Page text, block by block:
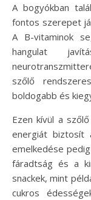
A bogyókban
fontos szerepet
A B-vitaminok
hangulat
szőlő
boldogabb és
Ezen kívül a
energiát biztosít
emelkedése
fáradtság és a
snackek, mint
cukros